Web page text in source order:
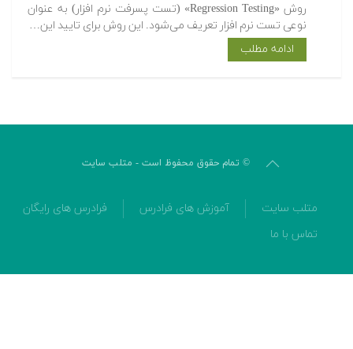
روش «Regression Testing» (تست پسرفت نرم افزار) به عنوان
نوعی تست نرم افزار تعریف می‌شود. این روش برای تایید این…
ادامه مطلب
© تمام حقوق محفوظ است - متلب سایت
متلب سایت آموزش های فرادرس
فرادرس های رایگان
تماس با ما